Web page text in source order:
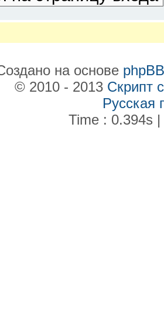
на основе phpBB
© 2010 - 2013 Скрипт
Русская
Time : 0.394s